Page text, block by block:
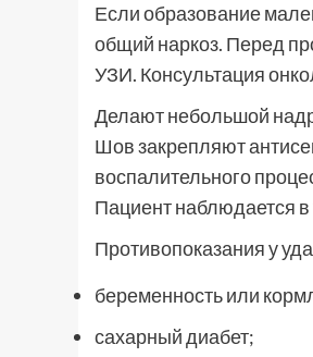
Если образование
общий наркоз. Перед
УЗИ. Консультация
Делают небольшой
Шов закрепляют
воспалительного
Пациент наблюдается в
Противопоказания у
беременность или
сахарный диабет;